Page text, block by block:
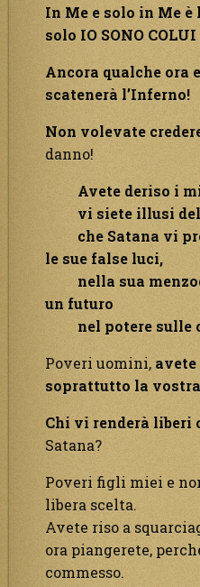
In Me e solo in Me è
solo IO SONO COLUI
Ancora qualche ora
scatenerà l’Inferno!
Non volevate
danno!
Avete deriso i
vi siete illusi del
che Satana vi
le sue false luci,
nella sua
un futuro
nel potere sulle
Poveri uomini,
soprattutto la
Chi vi renderà liberi
Satana?
Poveri figli miei e
libera scelta.
Avete riso a
ora piangerete,
commesso.